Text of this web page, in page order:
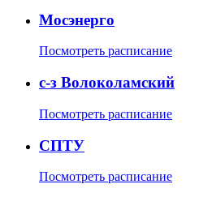
Мосэнерго
Посмотреть расписание
с-з Волоколамский
Посмотреть расписание
СПТУ
Посмотреть расписание